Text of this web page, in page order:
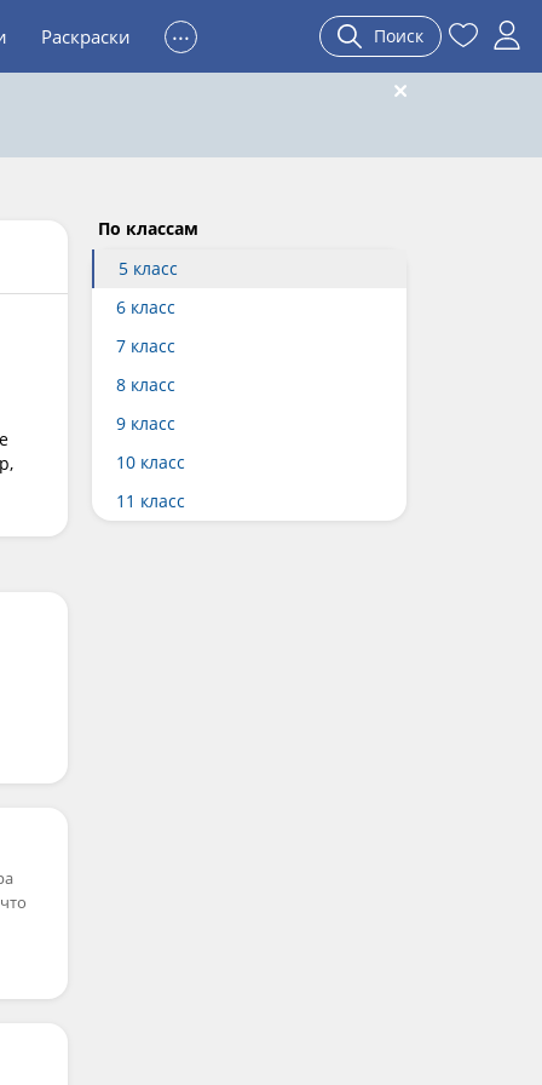
Раскраски ... Поиск
По классам
5 класс
6 класс
7 класс
8 класс
9 класс
10 класс
11 класс